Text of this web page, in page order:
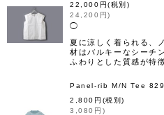
22,000 円(税別)
24,200 円)
◯
夏に涼しく着られる、
材はバルキーなシーチ
ふわりとした質感が特
Panel-rib M/N Tee
2,800 円 (税別)
3,080 円 )